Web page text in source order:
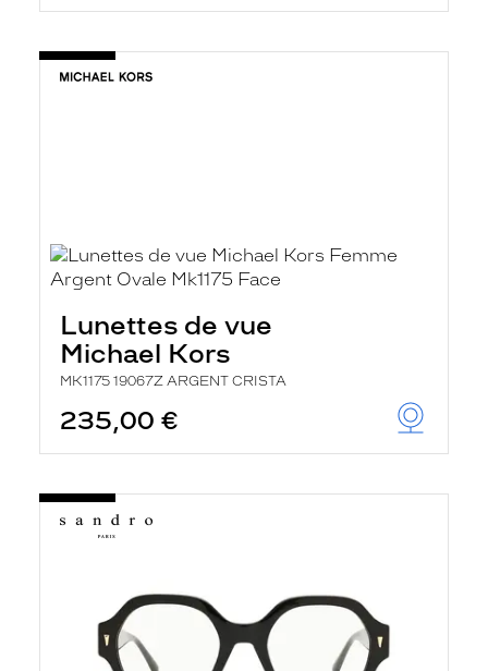
Lunettes de vue
Michael Kors
MK1175 19067Z ARGENT CRISTA
235,00 €